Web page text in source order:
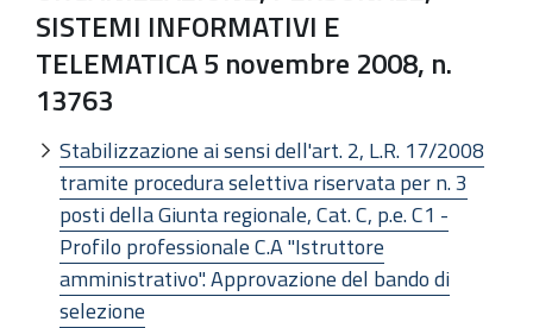
SISTEMI INFORMATIVI E
TELEMATICA 5 novembre 2008, n.
13763
Stabilizzazione ai sensi dell'art. 2, L.R. 17/2008
tramite procedura selettiva riservata per n. 3
posti della Giunta regionale, Cat. C, p.e. C1 -
Profilo professionale C.A "Istruttore
amministrativo". Approvazione del bando di
selezione